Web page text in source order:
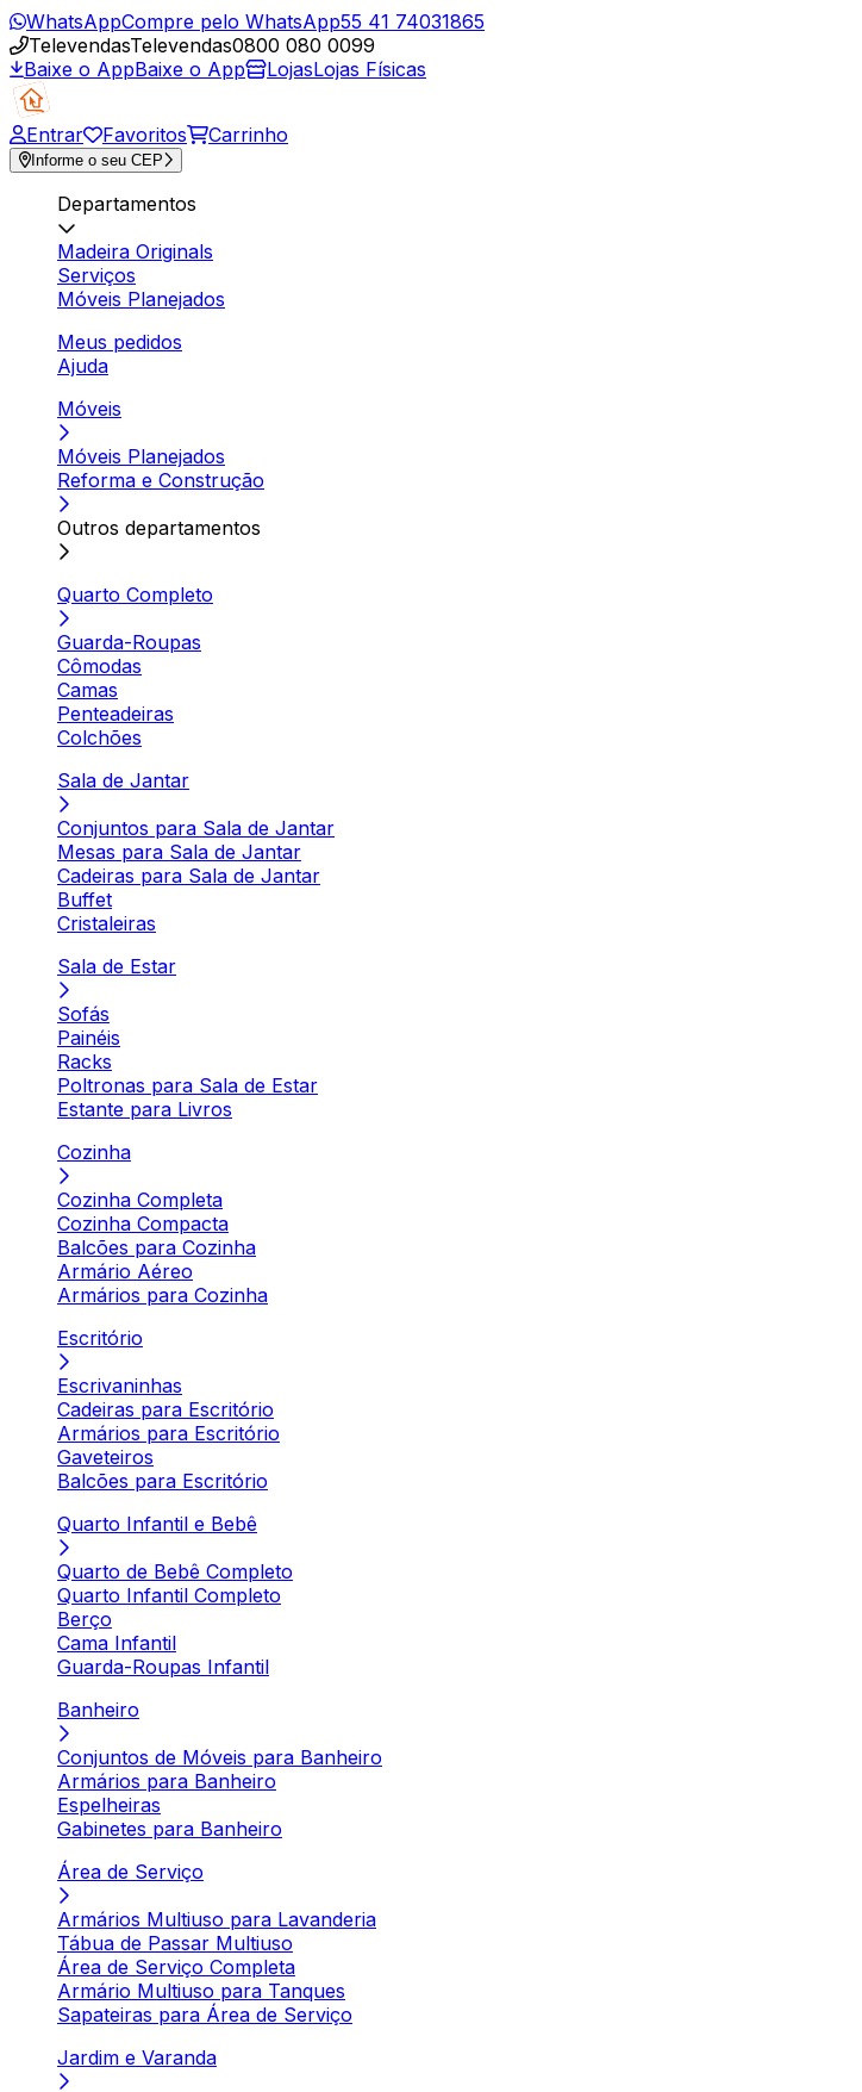
WhatsAppCompre pelo WhatsApp55 41 74031865
TelevendasTelevendas0800 080 0099
Baixe o AppBaixe o App LojasLojas Físicas
Entrar Favoritos Carrinho
Informe o seu CEP
Departamentos
Madeira Originals
Serviços
Móveis Planejados
Meus pedidos
Ajuda
Móveis
Móveis Planejados
Reforma e Construção
Outros departamentos
Quarto Completo
Guarda-Roupas
Cômodas
Camas
Penteadeiras
Colchões
Sala de Jantar
Conjuntos para Sala de Jantar
Mesas para Sala de Jantar
Cadeiras para Sala de Jantar
Buffet
Cristaleiras
Sala de Estar
Sofás
Painéis
Racks
Poltronas para Sala de Estar
Estante para Livros
Cozinha
Cozinha Completa
Cozinha Compacta
Balcões para Cozinha
Armário Aéreo
Armários para Cozinha
Escritório
Escrivaninhas
Cadeiras para Escritório
Armários para Escritório
Gaveteiros
Balcões para Escritório
Quarto Infantil e Bebê
Quarto de Bebê Completo
Quarto Infantil Completo
Berço
Cama Infantil
Guarda-Roupas Infantil
Banheiro
Conjuntos de Móveis para Banheiro
Armários para Banheiro
Espelheiras
Gabinetes para Banheiro
Área de Serviço
Armários Multiuso para Lavanderia
Tábua de Passar Multiuso
Área de Serviço Completa
Armário Multiuso para Tanques
Sapateiras para Área de Serviço
Jardim e Varanda